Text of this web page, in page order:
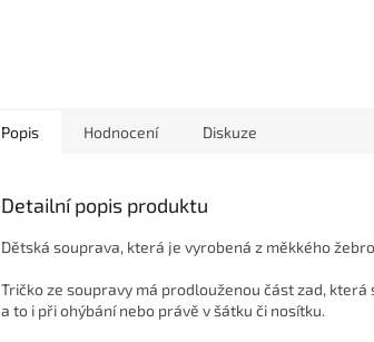
Popis Hodnocení Diskuze
Detailní popis produktu
Dětská souprava, která je vyrobená z měkkého
Tričko ze soupravy má prodlouženou část zad,
a to i při ohýbání nebo právě v šátku či nosítku.